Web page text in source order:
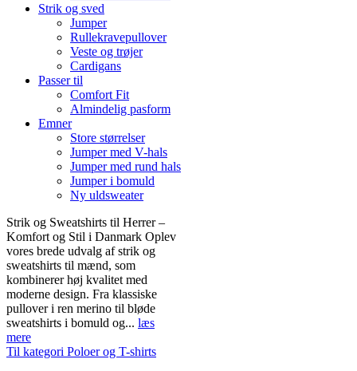
Strik og sved
Jumper
Rullekravepullover
Veste og trøjer
Cardigans
Passer til
Comfort Fit
Almindelig pasform
Emner
Store størrelser
Jumper med V-hals
Jumper med rund hals
Jumper i bomuld
Ny uldsweater
Strik og Sweatshirts til Herrer –
Komfort og Stil i Danmark Oplev
vores brede udvalg af strik og
sweatshirts til mænd, som
kombinerer høj kvalitet med
moderne design. Fra klassiske
pullover i ren merino til bløde
sweatshirts i bomuld og... læs
mere
Til kategori Poloer og T-shirts